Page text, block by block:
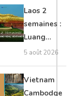
Angkor,
Tonlé Sap
Laos 2
semaines :
Luang
Prabang,
Vang Vieng,
Vientiane
privé
5 août 2026
Vietnam
Cambodge